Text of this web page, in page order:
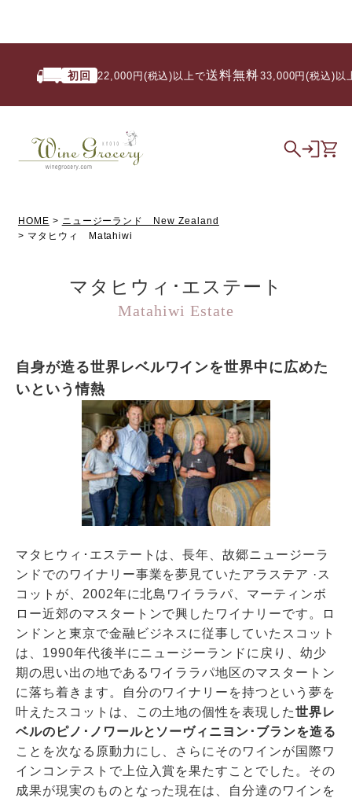
初回 22,000円(税込)以上で 送料無料/ 33,000円(税込)以上で
HOME
ニュージーランド New Zealand
マタヒウィ Matahiwi
マタヒウィ･エステート
Matahiwi Estate
自身が造る世界レベルワインを世界中に広めた
いという情熱
マタヒウィ･エステートは、⻑年、故郷ニュージーラ
ンドでのワイナリー事業を夢⾒ていたアラステア ·ス
コットが、2002年に北島ワイララパ、マーティンボ
ロー近郊のマスタートンで興したワイナリーです。ロ
ンドンと東京で⾦融ビジネスに従事していたスコット
は、1990年代後半にニュージーランドに戻り、幼少
期の思い出の地であるワイララパ地区のマスタートン
に落ち着きます。自分のワイナリーを持つという夢を
叶えたスコットは、この土地の個性を表現した世界レ
ベルのピノ･ノワールとソーヴィニヨン･ブランを造る
ことを次なる原動⼒にし、さらにそのワインが国際ワ
インコンテストで上位入賞を果たすことでした。その
成果が現実のものとなった現在は、自分達のワインを